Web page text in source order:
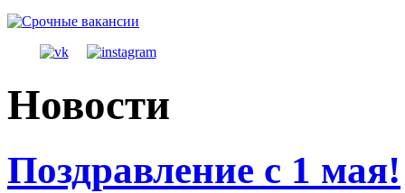
Новости
Поздравление с 1 мая!